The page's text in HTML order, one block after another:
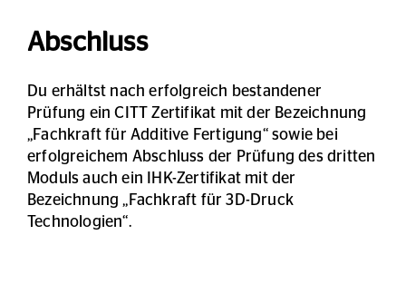
Abschluss
Du erhältst nach erfolgreich bestandener
Prüfung ein CITT Zertifikat mit der Bezeichnung
„Fachkraft für Additive Fertigung“ sowie bei
erfolgreichem Abschluss der Prüfung des dritten
Moduls auch ein IHK-Zertifikat mit der
Bezeichnung „Fachkraft für 3D-Druck
Technologien“.